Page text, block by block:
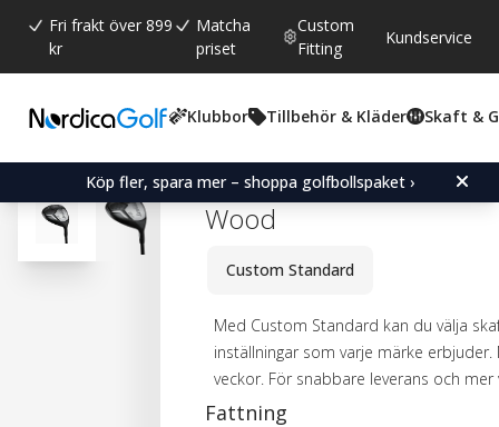
Fri frakt över 899
kr
Matcha
priset
Custom
Fitting
Kundservice
Klubbor Tillbehör & Kläder Skaft &
Köp fler, spara mer – shoppa golfbollspaket ›
Snittbetyg:
4.8 (röster:
4)
Power Play Juggernaut
Wood
Custom Standard
Med Custom Standard kan du välja
inställningar som varje märke
veckor. För snabbare leverans och mer
Fattning